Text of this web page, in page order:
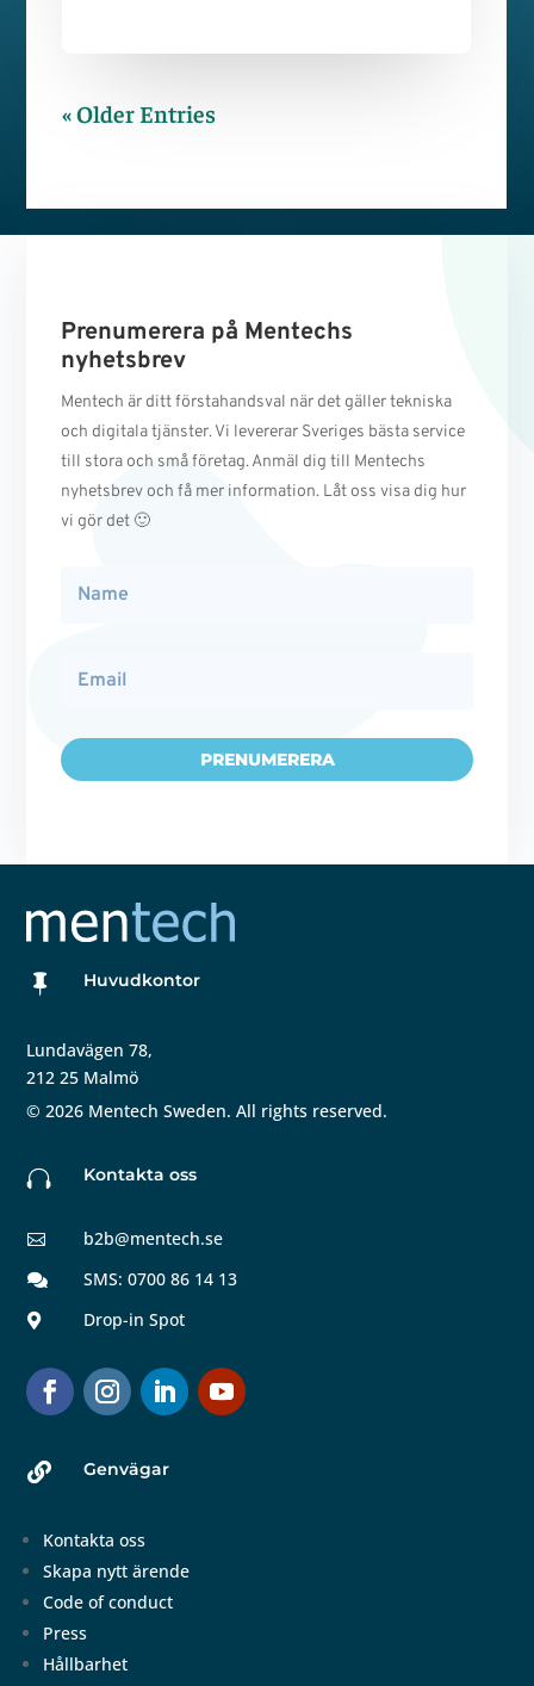
« Older Entries
Prenumerera på Mentechs
nyhetsbrev
Mentech är ditt förstahandsval när det gäller tekniska
och digitala tjänster. Vi levererar Sveriges bästa service
till stora och små företag. Anmäl dig till Mentechs
nyhetsbrev och få mer information. Låt oss visa dig hur
vi gör det 🙂
PRENUMERERA
 Huvudkontor
Lundavägen 78,
212 25 Malmö
© 2026 Mentech Sweden. All rights reserved.
 Kontakta oss
 b2b@mentech.se
 SMS: 0700 86 14 13
 Drop-in Spot
 Genvägar
Kontakta oss
Skapa nytt ärende
Code of conduct
Press
Hållbarhet